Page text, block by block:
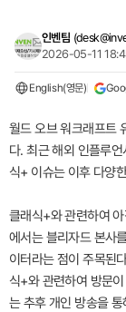
인벤팀 (
2026-05-11
English(영문)
월드 오브 워크래프트
다. 최근 해외 인플루
식+ 이슈는 이후 다양
클래식+와 관련하여
에서는 블리자드 본사
이터라는 점이 주목된
식+와 관련하여 방문
는 추후 개인 방송을